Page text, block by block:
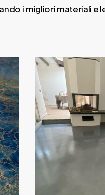
i migliori materiali e